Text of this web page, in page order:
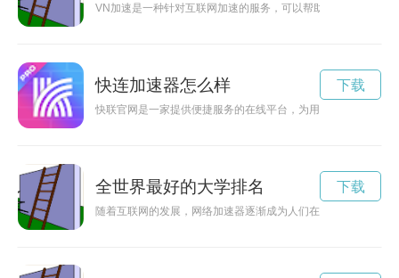
VN加速是一种针对互联网加速的服务，可以帮助用户提高网络
快连加速器怎么样
快联官网是一家提供便捷服务的在线平台，为用户提供多种服务
下载
全世界最好的大学排名
随着互联网的发展，网络加速器逐渐成为人们在日常生活中必
下载